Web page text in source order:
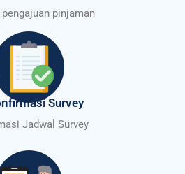
pinjaman
Survey
Jadwal Survey